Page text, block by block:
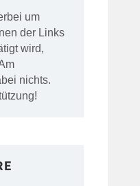
um
der Links
wird,
nichts.